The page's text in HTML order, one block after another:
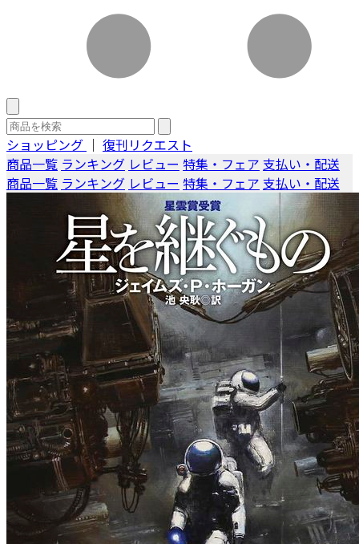
ショッピング ｜ 復刊リクエスト
商品一覧 ランキング レビュー 特集・フェア 支払い・配送
商品一覧 ランキング レビュー 特集・フェア 支払い・配送